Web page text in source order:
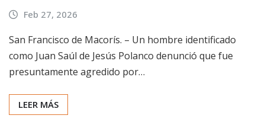
Feb 27, 2026
San Francisco de Macorís. – Un hombre identificado
como Juan Saúl de Jesús Polanco denunció que fue
presuntamente agredido por…
LEER MÁS